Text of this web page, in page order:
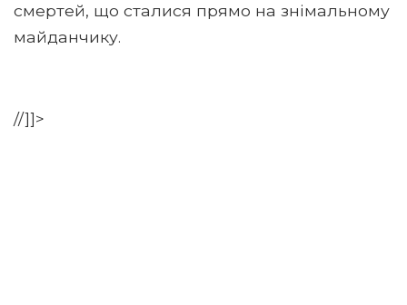
смертей, що сталися прямо на знімальному
майданчику.
//]]>